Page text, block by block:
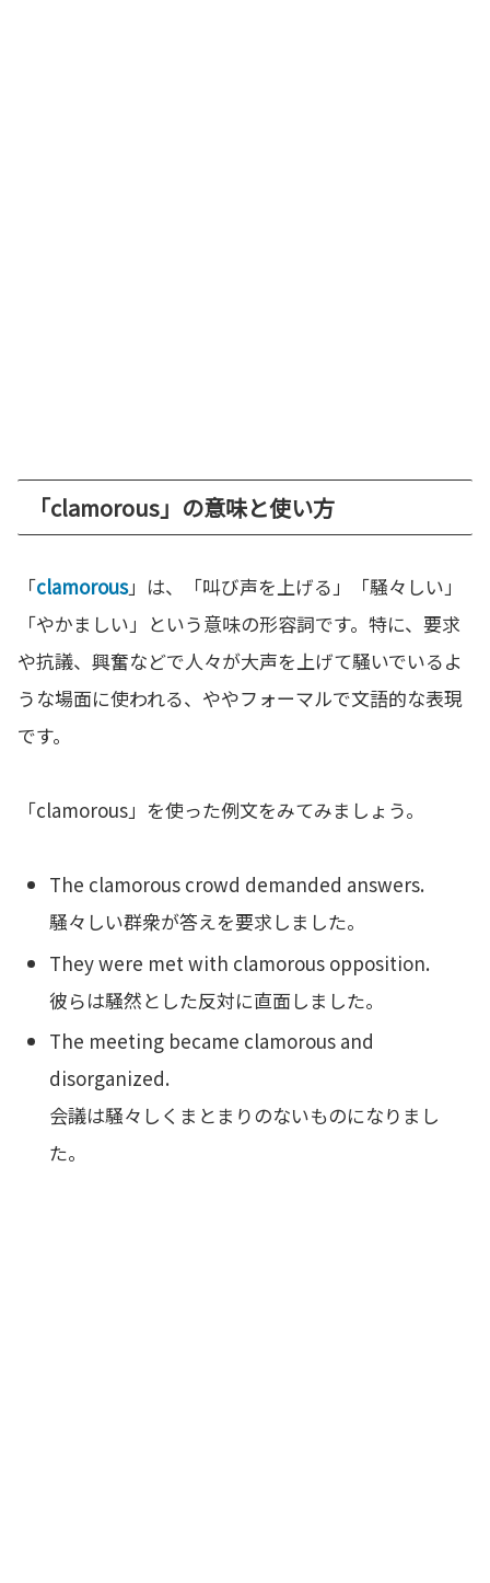
「clamorous」の意味と使い方
「clamorous」は、「叫び声を上げる」「騒々しい」
「やかましい」という意味の形容詞です。特に、要求
や抗議、興奮などで人々が大声を上げて騒いでいるよ
うな場面に使われる、ややフォーマルで文語的な表現
です。
「clamorous」を使った例文をみてみましょう。
The clamorous crowd demanded answers.
騒々しい群衆が答えを要求しました。
They were met with clamorous opposition.
彼らは騒然とした反対に直面しました。
The meeting became clamorous and
disorganized.
会議は騒々しくまとまりのないものになりまし
た。